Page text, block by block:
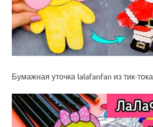
Бумажная уточка lalafanfan из тик-тока